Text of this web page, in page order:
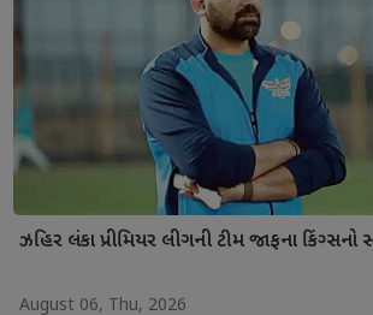
ઝહિર લંકા પ્રીમિયર લીગની ટીમ જાફના કિંગ્સનો
August 06, Thu, 2026